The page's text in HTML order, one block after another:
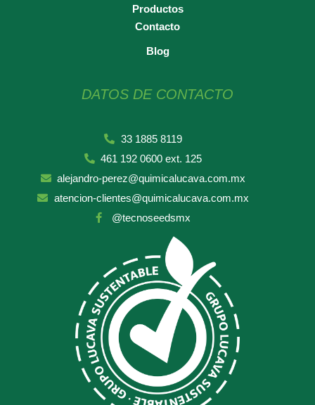
Productos
Contacto
Blog
DATOS DE CONTACTO
33 1885 8119
461 192 0600 ext. 125
alejandro-perez@quimicalucava.com.mx
atencion-clientes@quimicalucava.com.mx
@tecnoseedsmx